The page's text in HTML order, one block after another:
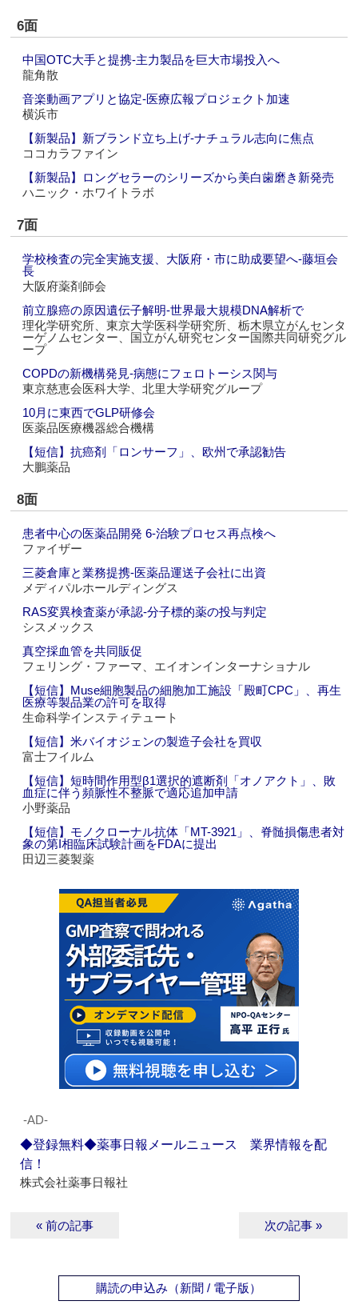
6面
中国OTC大手と提携‐主力製品を巨大市場投入へ
龍角散
音楽動画アプリと協定‐医療広報プロジェクト加速
横浜市
【新製品】新ブランド立ち上げ‐ナチュラル志向に焦点
ココカラファイン
【新製品】ロングセラーのシリーズから美白歯磨き新発売
ハニック・ホワイトラボ
7面
学校検査の完全実施支援、大阪府・市に助成要望へ‐藤垣会
長
大阪府薬剤師会
前立腺癌の原因遺伝子解明‐世界最大規模DNA解析で
理化学研究所、東京大学医科学研究所、栃木県立がんセンタ
ーゲノムセンター、国立がん研究センター国際共同研究グル
ープ
COPDの新機構発見‐病態にフェロトーシス関与
東京慈恵会医科大学、北里大学研究グループ
10月に東西でGLP研修会
医薬品医療機器総合機構
【短信】抗癌剤「ロンサーフ」、欧州で承認勧告
大鵬薬品
8面
患者中心の医薬品開発 6‐治験プロセス再点検へ
ファイザー
三菱倉庫と業務提携‐医薬品運送子会社に出資
メディパルホールディングス
RAS変異検査薬が承認‐分子標的薬の投与判定
シスメックス
真空採血管を共同販促
フェリング・ファーマ、エイオンインターナショナル
【短信】Muse細胞製品の細胞加工施設「殿町CPC」、再生
医療等製品業の許可を取得
生命科学インスティテュート
【短信】米バイオジェンの製造子会社を買収
富士フイルム
【短信】短時間作用型β1選択的遮断剤「オノアクト」、敗
血症に伴う頻脈性不整脈で適応追加申請
小野薬品
【短信】モノクローナル抗体「MT-3921」、脊髄損傷患者対
象の第I相臨床試験計画をFDAに提出
田辺三菱製薬
‐AD‐
◆登録無料◆薬事日報メールニュース 業界情報を配
信！
株式会社薬事日報社
« 前の記事 次の記事 »
購読の申込み（新聞 / 電子版）